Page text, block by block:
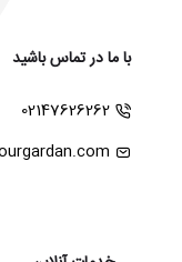
با ما در تماس باشید
02147626262